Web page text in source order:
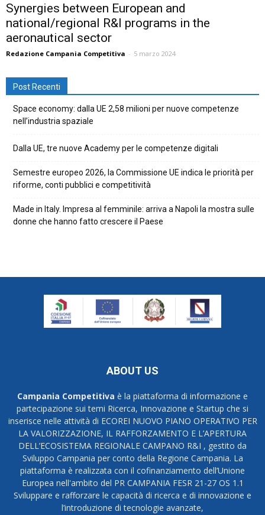
Synergies between European and
national/regional R&I programs in the
aeronautical sector
Redazione Campania Competitiva - 5 marzo 2024
Post Recenti
Space economy: dalla UE 2,58 milioni per nuove competenze
nell’industria spaziale
Dalla UE, tre nuove Academy per le competenze digitali
Semestre europeo 2026, la Commissione UE indica le priorità per
riforme, conti pubblici e competitività
Made in Italy. Impresa al femminile: arriva a Napoli la mostra sulle
donne che hanno fatto crescere il Paese
ABOUT US
Campania Competitiva è la piattaforma di informazione e
partecipazione sui temi Ricerca, Innovazione e Startup che si
inserisce nelle attività di ECOREI NUOVO PIANO OPERATIVO PER
LA VALORIZZAZIONE, IL RAFFORZAMENTO E L’APERTURA
DELL’ECOSISTEMA REGIONALE CAMPANO R&I , gestito da
Sviluppo Campania per conto della Regione Campania. La
piattaforma è realizzata con il cofinanziamento dell’Unione
Europea nell'ambito del PR CAMPANIA FESR 21-27 OS 1.1
Sviluppare e rafforzare le capacità di ricerca e di innovazione e
l’introduzione di tecnologie avanzate,